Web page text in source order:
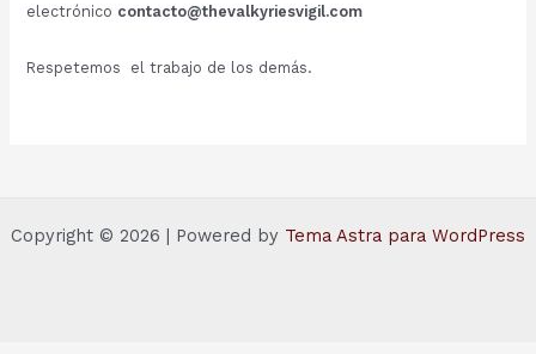
electrónico contacto@thevalkyriesvigil.com
Respetemos el trabajo de los demás.
Copyright © 2026 | Powered by Tema Astra para WordPress